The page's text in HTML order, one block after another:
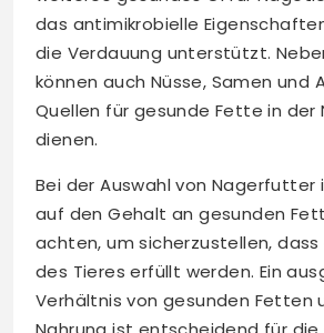
das antimikrobielle
die Verdauung unterstützt.
können auch Nüsse, Samen und
Quellen für gesunde Fette in der
dienen.
Bei der Auswahl von Nagerfutter
auf den Gehalt an gesunden
achten, um sicherzustellen, dass
des Tieres erfüllt werden. Ein
Verhältnis von gesunden Fetten